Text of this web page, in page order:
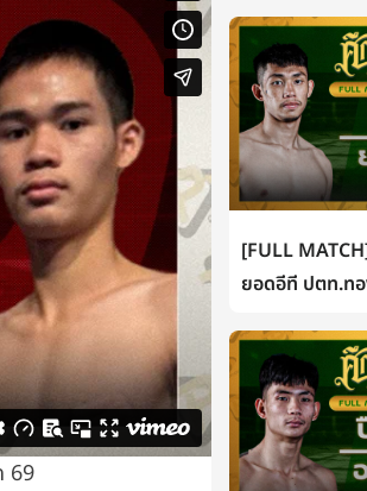
69
[FULL
ยอดอีที ปตท.ท